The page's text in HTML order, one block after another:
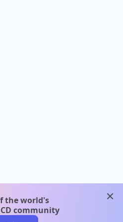
the world's
community